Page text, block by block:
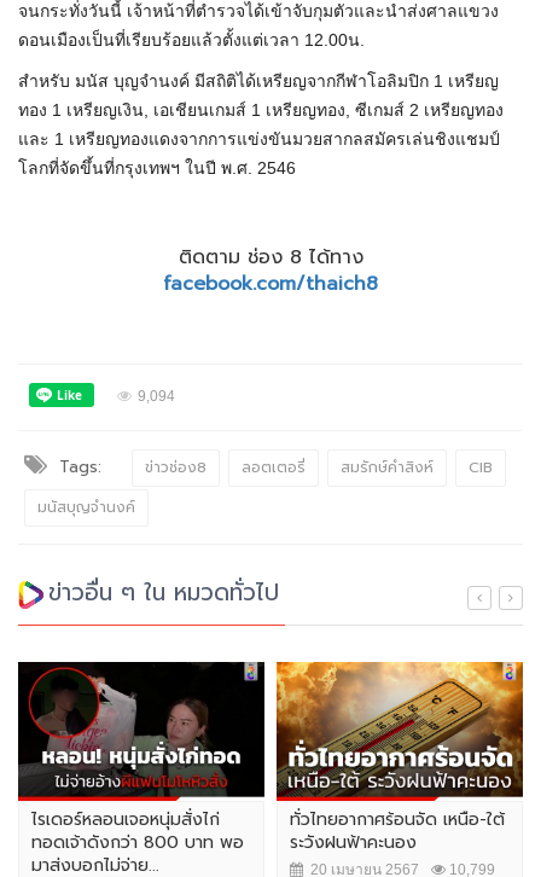
จนกระทั่งวันนี้ เจ้าหน้าที่ตำรวจได้เข้าจับกุมตัวและนำส่งศาลแขวง
ดอนเมืองเป็นที่เรียบร้อยแล้วตั้งแต่เวลา 12.00น.
สำหรับ มนัส บุญจํานงค์ มีสถิติได้เหรียญจากกีฬาโอลิมปิก 1 เหรียญ
ทอง 1 เหรียญเงิน, เอเชียนเกมส์ 1 เหรียญทอง, ซีเกมส์ 2 เหรียญทอง
และ 1 เหรียญทองแดงจากการแข่งขันมวยสากลสมัครเล่นชิงแชมป์
โลกที่จัดขึ้นที่กรุงเทพฯ ในปี พ.ศ. 2546
ติดตาม ช่อง 8 ได้ทาง
facebook.com/thaich8
9,094
Tags: ข่าวช่อง8 ลอตเตอรี่ สมรักษ์คำสิงห์
CIB
มนัสบุญจำนงค์
ข่าวอื่น ๆ ใน หมวดทั่วไป
ไรเดอร์หลอนเจอหนุ่มสั่งไก่
ทอดเจ้าดังกว่า 800 บาท พอ
มาส่งบอกไม่จ่าย...
ทั่วไทยอากาศร้อนจัด เหนือ-ใต้
ระวังฝนฟ้าคะนอง
20 เมษายน 2567 10,799